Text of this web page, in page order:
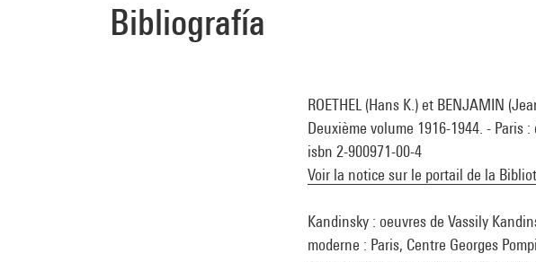
Bibliografía
ROETHEL (Hans K.) et BENJAMIN
Deuxième volume 1916-1944. - Paris
isbn 2-900971-00-4
Voir la notice sur le portail de la
Kandinsky : oeuvres de Vassily
moderne : Paris, Centre Georges